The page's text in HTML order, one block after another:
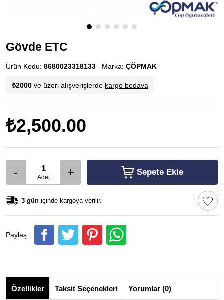
Gövde ETC
Ürün Kodu: 8680023318133 Marka: ÇÖPMAK
₺2000 ve üzeri alışverişlerde kargo bedava
₺2,500.00
- Adet + Sepete Ekle
3 gün içinde kargoya verilir.
Paylaş
Özellikler Taksit Seçenekleri Yorumlar (0)